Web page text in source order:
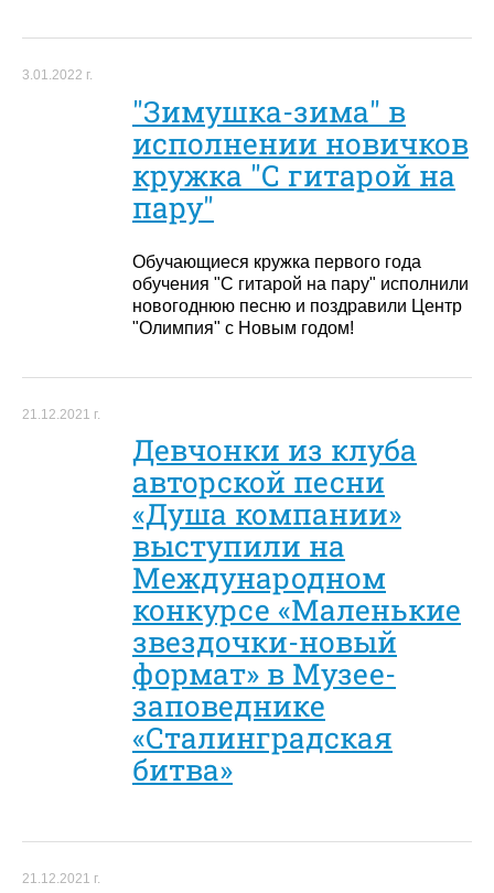
3.01.2022 г.
"Зимушка-зима" в
исполнении новичков
кружка "С гитарой на
пару"
Обучающиеся кружка первого года
обучения "С гитарой на пару" исполнили
новогоднюю песню и поздравили Центр
"Олимпия" с Новым годом!
21.12.2021 г.
Девчонки из клуба
авторской песни
«Душа компании»
выступили на
Международном
конкурсе «Маленькие
звездочки-новый
формат» в Музее-
заповеднике
«Сталинградская
битва»
21.12.2021 г.